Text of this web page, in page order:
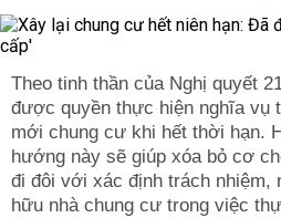
Theo tinh thần của Nghị quyết
được quyền thực hiện nghĩa vụ
mới chung cư khi hết thời hạn.
hướng này sẽ giúp xóa bỏ cơ
đi đôi với xác định trách nhiệm,
hữu nhà chung cư trong việc